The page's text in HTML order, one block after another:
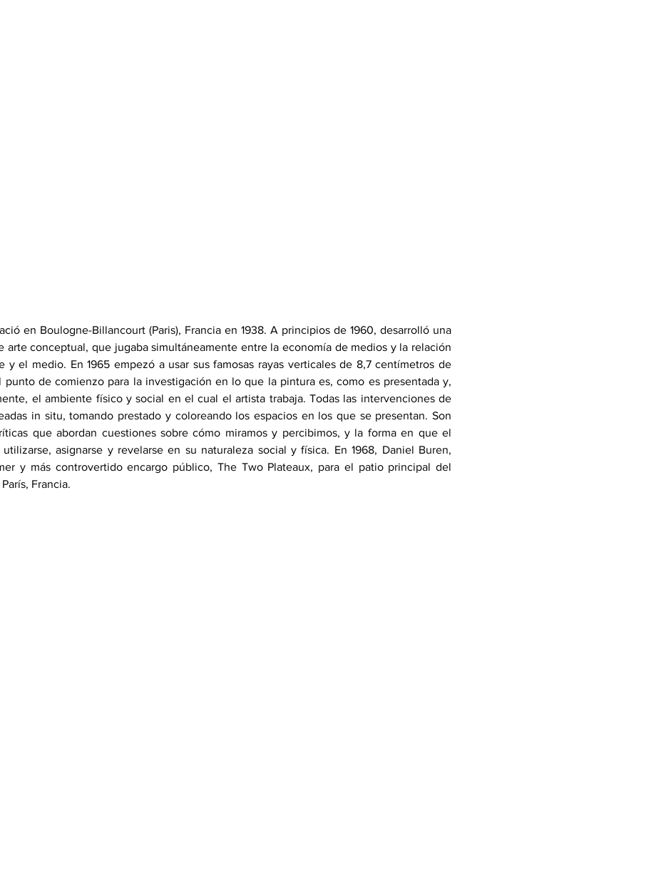
en Boulogne-Billancourt (Paris), Francia en 1938. A principios de 1960, desarrolló una
arte conceptual, que jugaba simultáneamente entre la economía de medios y la relación
y el medio. En 1965 empezó a usar sus famosas rayas verticales de 8,7 centímetros de
punto de comienzo para la investigación en lo que la pintura es, como es presentada y,
el ambiente físico y social en el cual el artista trabaja. Todas las intervenciones de
in situ, tomando prestado y coloreando los espacios en los que se presentan. Son
que abordan cuestiones sobre cómo miramos y percibimos, y la forma en que el
asignarse y revelarse en su naturaleza social y física. En 1968, Daniel Buren,
y más controvertido encargo público, The Two Plateaux, para el patio principal del
Francia.